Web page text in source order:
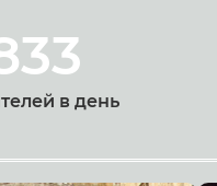
в день